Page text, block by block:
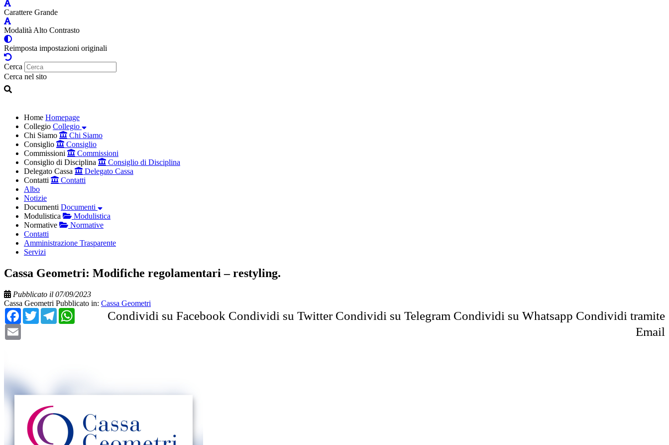
Carattere Grande
Modalità Alto Contrasto
Reimposta impostazioni originali
Cerca
Cerca nel sito
Home Homepage
Collegio Collegio
Chi Siamo
Chi Siamo
Consiglio
Consiglio
Commissioni
Commissioni
Consiglio di Disciplina
Consiglio di Disciplina
Delegato Cassa
Delegato Cassa
Contatti
Contatti
Albo
Notizie
Documenti Documenti
Modulistica
Modulistica
Normative
Normative
Contatti
Amministrazione Trasparente
Servizi
Cassa Geometri: Modifiche regolamentari – restyling.
Pubblicato il 07/09/2023
Cassa Geometri Pubblicato in: Cassa Geometri
Condividi su Facebook
Facebook Condividi su Twitter
Twitter Condividi su Telegram
Telegram Condividi su Whatsapp
WhatsApp
Condividi tramite
Email
Email